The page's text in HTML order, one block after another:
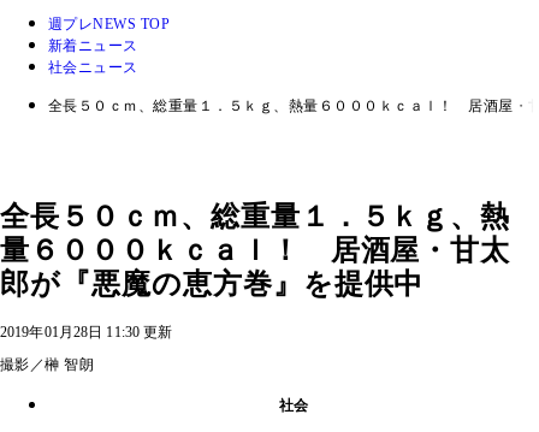
週プレNEWS TOP
新着ニュース
社会ニュース
全長５０ｃｍ、総重量１．５ｋｇ、熱量６０００ｋｃａｌ！ 居酒屋・
全長５０ｃｍ、総重量１．５ｋｇ、熱
量６０００ｋｃａｌ！ 居酒屋・甘太
郎が『悪魔の恵方巻』を提供中
2019年01月28日 11:30 更新
撮影／榊 智朗
社会